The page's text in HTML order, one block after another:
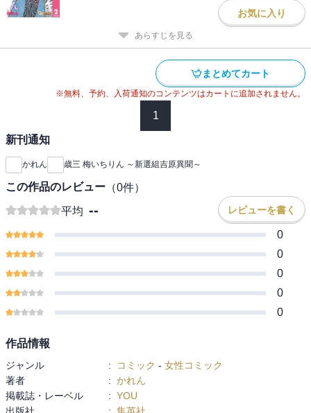
お気に入り
あらすじを見る
まとめてカート
※無料、予約、入荷通知のコンテンツはカートに追加されません。
1
新刊通知
かれん 歳三 梅いちりん ～新選組吉原異聞～
この作品のレビュー （0件）
平均 -- レビューを書く
0
0
0
0
0
作品情報
ジャンル : コミック - 女性コミック
著者
: かれん
掲載誌・レーベル
: YOU